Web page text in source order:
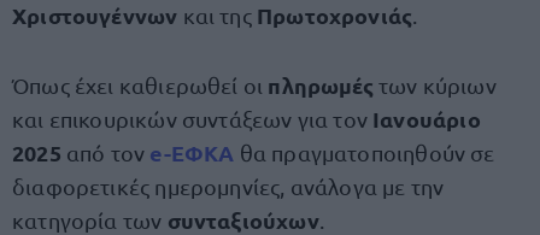
Χριστουγέννων και της Πρωτοχρονιάς
Όπως έχει καθιερωθεί οι πληρωμές των κύριων
και επικουρικών συντάξεων για τον Ιανουάριο
2025 από τον e-ΕΦΚΑ θα πραγματοποιηθούν σε
διαφορετικές ημερομηνίες, ανάλογα με την
κατηγορία των συνταξιούχων.